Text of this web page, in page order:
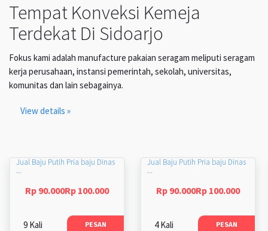
Tempat Konveksi Kemeja
Terdekat Di Sidoarjo
Fokus kami adalah manufacture pakaian seragam meliputi seragam
kerja perusahaan, instansi pemerintah, sekolah, universitas,
komunitas dan lain sebagainya.
View details »
Jual Baju Putih Pria baju Dinas
...
Rp 90.000Rp 100.000
9 Kali PESAN
Jual Baju Putih Pria baju Dinas
...
Rp 90.000Rp 100.000
4 Kali PESAN